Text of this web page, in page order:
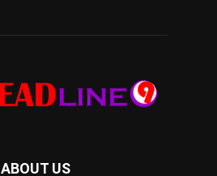
ABOUT US